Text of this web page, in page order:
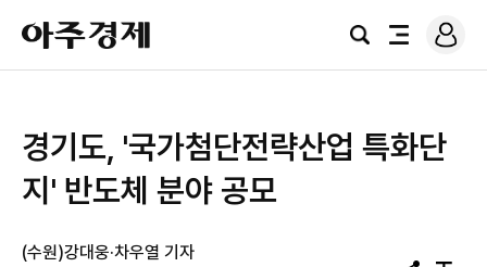
아
주
경
검
전
로
그
경기도, '국가첨단전략산업 특화단
지' 반도체 분야 공모
(수원)강대웅·차우열 기자